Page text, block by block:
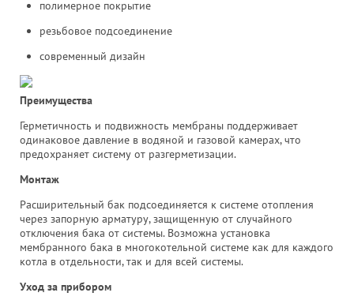
полимерное покрытие
резьбовое подсоединение
современный дизайн
Преимущества
Герметичность и подвижность мембраны поддерживает
одинаковое давление в водяной и газовой камерах, что
предохраняет систему от разгерметизации.
Монтаж
Расширительный бак подсоединяется к системе отопления
через запорную арматуру, защищенную от случайного
отключения бака от системы. Возможна установка
мембранного бака в многокотельной системе как для каждого
котла в отдельности, так и для всей системы.
Уход за прибором